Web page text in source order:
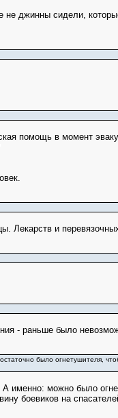
не джинны сидели,
помощь в момент
Лекарств и
- раньше было
было огнетушителя,
А именно: можно было
боевиков на